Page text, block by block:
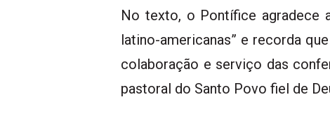
No texto, o Pontífice agradece
latino-americanas” e recorda
colaboração e serviço das
pastoral do Santo Povo fiel de